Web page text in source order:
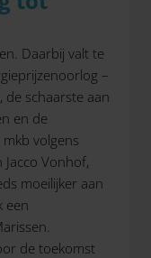
Daarbij valt te
–
schaarste aan
en de
volgens
Jacco Vonhof,
moeilijker aan
een
de toekomst